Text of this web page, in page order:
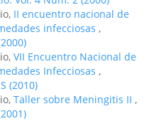
II encuentro nacional de
infecciosas ,
VII Encuentro Nacional de
Infecciosas ,
(2010)
Taller sobre Meningitis II ,